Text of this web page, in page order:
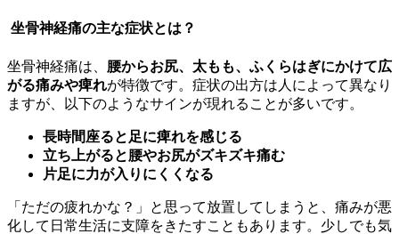
坐骨神経痛の主な症状とは？
坐骨神経痛は、 腰からお尻、太もも、ふくらはぎにかけて広
がる痛みや痺れが特徴です。症状の出方は人によって異なり
ますが、以下のようなサインが現れることが多いです。
長時間座ると足に痺れを感じる
立ち上がると腰やお尻がズキズキ痛む
片足に力が入りにくくなる
「ただの疲れかな？」と思って放置してしまうと、痛みが悪
化して日常生活に支障をきたすこともあります。少しでも気